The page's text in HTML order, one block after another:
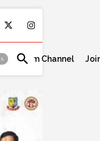
Telegram Channel